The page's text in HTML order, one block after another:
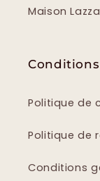
Maison
Conditions
Politique de
Politique de
Conditions